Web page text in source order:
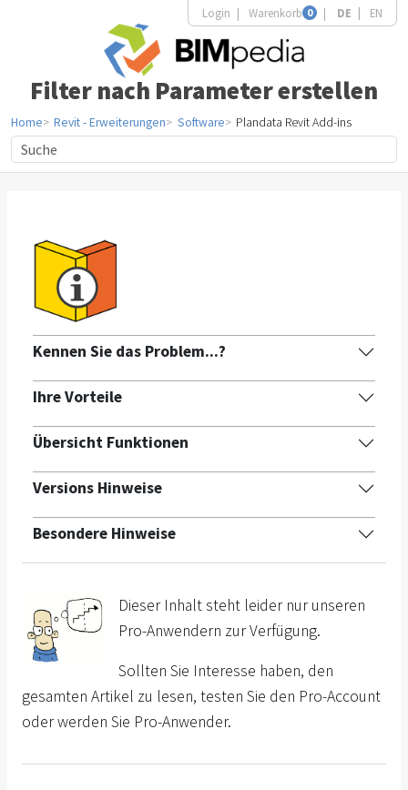
Login Warenkorb 0 DE EN
Filter nach Parameter erstellen
Home Revit - Erweiterungen Software Plandata Revit Add-ins
Kennen Sie das Problem...?
Ihre Vorteile
Übersicht Funktionen
Versions Hinweise
Besondere Hinweise
Dieser Inhalt steht leider nur unseren
Pro-Anwendern zur Verfügung.
Sollten Sie Interesse haben, den
gesamten Artikel zu lesen, testen Sie den Pro-Account
oder werden Sie Pro-Anwender.